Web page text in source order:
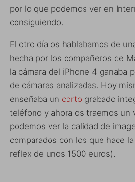
por lo que podemos ver en
consiguiendo.
El otro día os hablabamos de
hecha por los compañeros de
la cámara del iPhone 4 ganaba
de cámaras analizadas. Hoy
enseñaba un corto grabado
teléfono y ahora os traemos un
podemos ver la calidad de
comparados con los que hace
reflex de unos 1500 euros).